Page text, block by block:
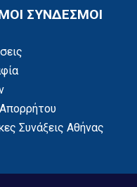
ΣΥΝΔΕΣΜΟΙ
Συνάξεις Αθήνας